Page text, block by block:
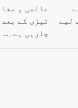
27ء کے
لیے
عالمی و
تیزی کے
جارہی ہے۔…